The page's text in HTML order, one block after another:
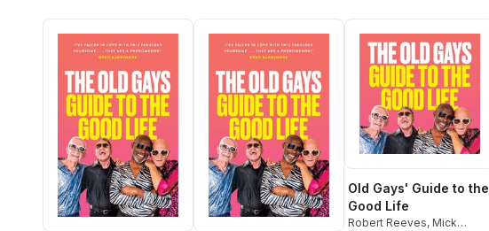
Old Gays' Guide to the
Good Life
Robert Reeves, Mick